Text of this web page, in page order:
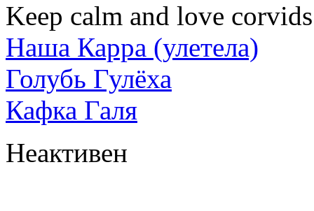
Keep calm and love corvids
Наша Карра (улетела)
Голубь Гулёха
Кафка Галя
Неактивен